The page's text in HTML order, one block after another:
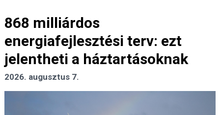
868 milliárdos
energiafejlesztési terv: ezt
jelentheti a háztartásoknak
2026. augusztus 7.